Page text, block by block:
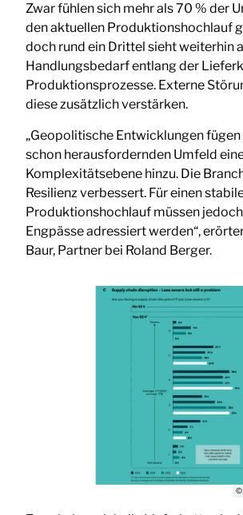
Zwar fühlen sich mehr als 70 % der
den aktuellen Produktionshochlauf
doch rund ein Drittel sieht weiterhin
Handlungsbedarf entlang der
Produktionsprozesse. Externe
diese zusätzlich verstärken.
„Geopolitische Entwicklungen
schon herausfordernden Umfeld
Komplexitätsebene hinzu. Die
Resilienz verbessert. Für einen
Produktionshochlauf müssen
Engpässe adressiert werden“,
Baur, Partner bei Roland Berger.
©